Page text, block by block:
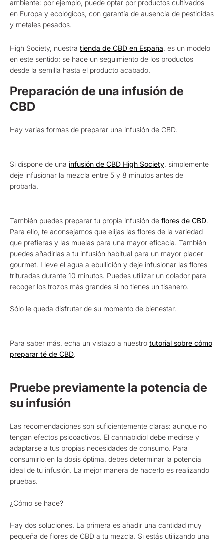
ambiente: por ejemplo, puede optar por productos cultivados
en Europa y ecológicos, con garantía de ausencia de pesticidas
y metales pesados.
High Society, nuestra tienda de CBD en España, es un modelo
en este sentido: se hace un seguimiento de los productos
desde la semilla hasta el producto acabado.
Preparación de una infusión de
CBD
Hay varias formas de preparar una infusión de CBD.
Si dispone de una infusión de CBD High Society, simplemente
deje infusionar la mezcla entre 5 y 8 minutos antes de
probarla.
También puedes preparar tu propia infusión de flores de CBD.
Para ello, te aconsejamos que elijas las flores de la variedad
que prefieras y las muelas para una mayor eficacia. También
puedes añadirlas a tu infusión habitual para un mayor placer
gourmet. Lleve el agua a ebullición y deje infusionar las flores
trituradas durante 10 minutos. Puedes utilizar un colador para
recoger los trozos más grandes si no tienes un tisanero.
Sólo le queda disfrutar de su momento de bienestar.
Para saber más, echa un vistazo a nuestro tutorial sobre cómo
preparar té de CBD.
Pruebe previamente la potencia de
su infusión
Las recomendaciones son suficientemente claras: aunque no
tengan efectos psicoactivos. El cannabidiol debe medirse y
adaptarse a tus propias necesidades de consumo. Para
consumirlo en la dosis óptima, debes determinar la potencia
ideal de tu infusión. La mejor manera de hacerlo es realizando
pruebas.
¿Cómo se hace?
Hay dos soluciones. La primera es añadir una cantidad muy
pequeña de flores de CBD a tu mezcla. Si estás utilizando una